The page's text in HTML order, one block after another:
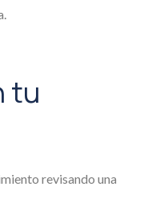
tu
revisando una